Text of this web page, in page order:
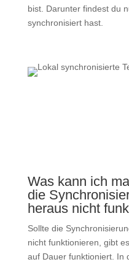
bist. Darunter findest du
synchronisiert hast.
Was kann ich
die
heraus nicht
Sollte die
nicht funktionieren, gibt
auf Dauer funktioniert. In